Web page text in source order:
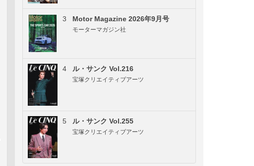
3 Motor Magazine 2026年9月号
モーターマガジン社
4 ル・サンク Vol.216
宝塚クリエイティブアーツ
5 ル・サンク Vol.255
宝塚クリエイティブアーツ